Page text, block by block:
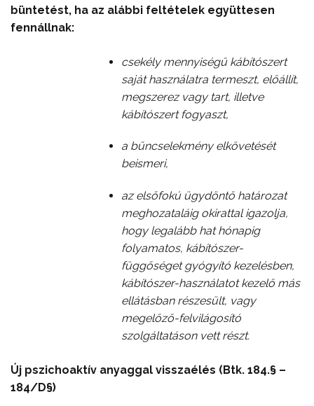
büntetést, ha az alábbi feltételek együttesen
fennállnak:
csekély mennyiségű kábítószert
saját használatra termeszt, előállít,
megszerez vagy tart, illetve
kábítószert fogyaszt,
a bűncselekmény elkövetését
beismeri,
az elsőfokú ügydöntő határozat
meghozataláig okirattal igazolja,
hogy legalább hat hónapig
folyamatos, kábítószer-
függőséget gyógyító kezelésben,
kábítószer-használatot kezelő más
ellátásban részesült, vagy
megelőző-felvilágosító
szolgáltatáson vett részt.
Új pszichoaktív anyaggal visszaélés (Btk. 184.§ –
184/D§)